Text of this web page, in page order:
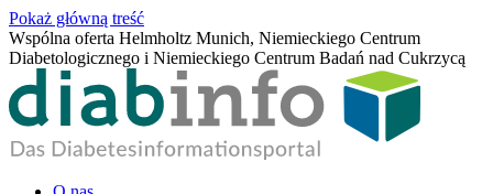
Pokaż główną treść
Wspólna oferta Helmholtz Munich, Niemieckiego Centrum
Diabetologicznego i Niemieckiego Centrum Badań nad Cukrzycą